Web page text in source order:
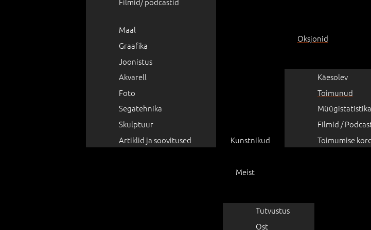
Maal
Graafika
Joonistus
Akvarell
Foto
Segatehnika
Skulptuur
Artiklid ja soovitused
Kunstnikud
Oksjonid
Käesolev
Toimunud
Müügistatistika
Filmid /
Toimumise
Meist
Tutvustus
Ost